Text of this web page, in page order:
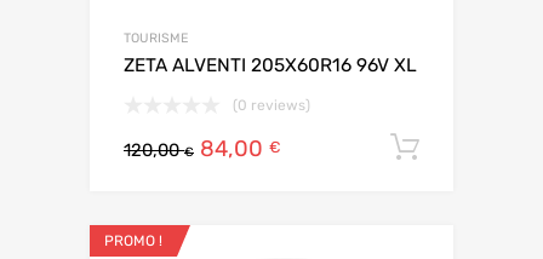
TOURISME
ZETA ALVENTI 205X60R16 96V XL
(0 reviews)
120,00€ 84,00 €
PROMO !